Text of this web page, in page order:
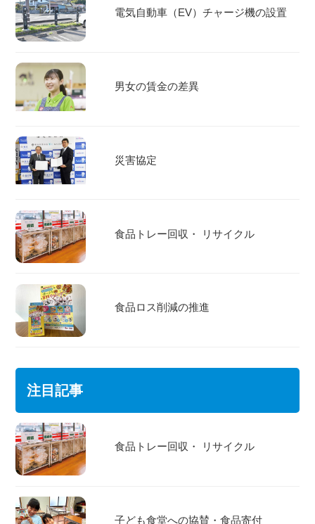
電気自動車（EV）チャージ機の設置
男女の賃金の差異
災害協定
食品トレー回収・ リサイクル
食品ロス削減の推進
注目記事
食品トレー回収・ リサイクル
子ども食堂への協賛・食品寄付